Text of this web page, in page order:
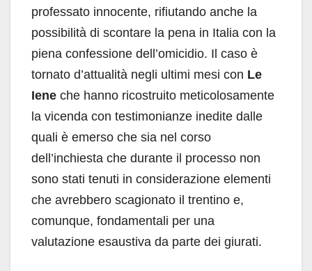
professato innocente, rifiutando anche la
possibilità di scontare la pena in Italia con la
piena confessione dell’omicidio. Il caso è
tornato d’attualità negli ultimi mesi con Le
Iene che hanno ricostruito meticolosamente
la vicenda con testimonianze inedite dalle
quali è emerso che sia nel corso
dell’inchiesta che durante il processo non
sono stati tenuti in considerazione elementi
che avrebbero scagionato il trentino e,
comunque, fondamentali per una
valutazione esaustiva da parte dei giurati.